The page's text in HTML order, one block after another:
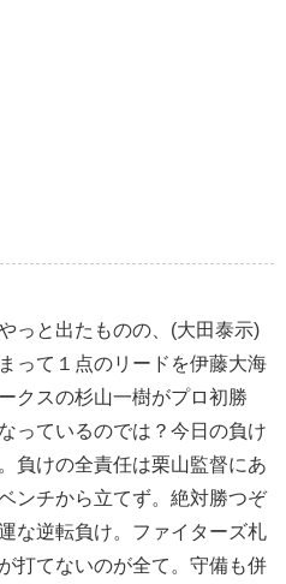
っと出たものの、(大田泰示)
って１点のリードを伊藤大海
クスの杉山一樹がプロ初勝
っているのでは？今日の負け
負けの全責任は栗山監督にあ
ンチから立てず。絶対勝つぞ
な逆転負け。ファイターズ札
打てないのが全て。守備も併